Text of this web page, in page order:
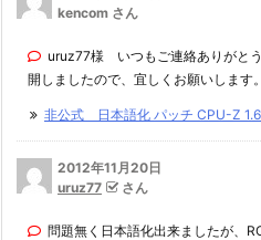
kencom さん
uruz77様 いつもご連絡ありがと
開しましたので、宜しくお願いします。
非公式 日本語化 パッチ CPU-Z
2012年11月20日
uruz77
さん
問題無く日本語化出来ましたが、